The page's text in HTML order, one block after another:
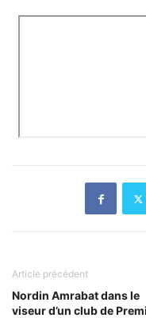
Article précédent
Nordin Amrabat dans le
viseur d’un club de